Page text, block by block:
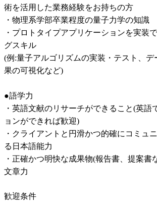
術を活用した業務経験をお持ちの方
・物理系学部卒業程度の量子力学の知識
・プロトタイプアプリケーションを実装
グスキル
(例:量子アルゴリズムの実装・テスト、デ
果の可視化など)
●語学力
・英語文献のリサーチができること(英語
ョンができれば歓迎)
・クライアントと円滑かつ的確にコミュ
る日本語能力
・正確かつ明快な成果物(報告書、提案書
文章力
歓迎条件